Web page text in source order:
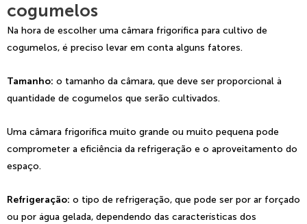
cogumelos
Na hora de escolher uma câmara frigorífica para cultivo de
cogumelos, é preciso levar em conta alguns fatores.
Tamanho: o tamanho da câmara, que deve ser proporcional à
quantidade de cogumelos que serão cultivados.
Uma câmara frigorífica muito grande ou muito pequena pode
comprometer a eficiência da refrigeração e o aproveitamento do
espaço.
Refrigeração: o tipo de refrigeração, que pode ser por ar forçado
ou por água gelada, dependendo das características dos